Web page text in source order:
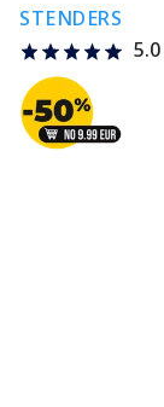
STENDERS
5.0